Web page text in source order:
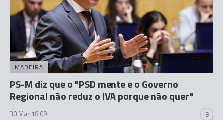
MADEIRA
PS-M diz que o "PSD mente e o Governo
Regional não reduz o IVA porque não quer"
30 Mar 18:09 3